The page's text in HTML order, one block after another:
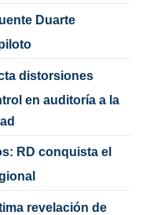
Duarte
distorsiones
en auditoría a la
RD conquista el
revelación de